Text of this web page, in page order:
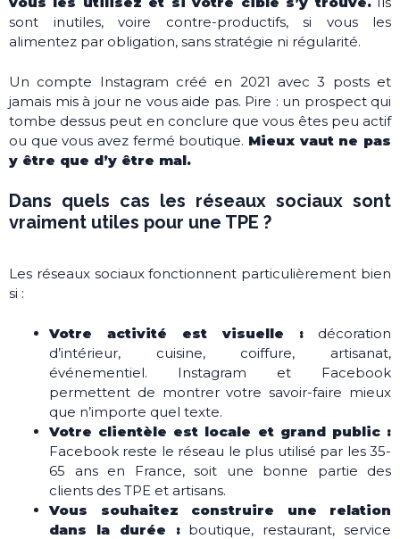
sont inutiles, voire contre-productifs, si vous les
alimentez par obligation, sans stratégie ni régularité.
Un compte Instagram créé en 2021 avec 3 posts et
jamais mis à jour ne vous aide pas. Pire : un prospect qui
tombe dessus peut en conclure que vous êtes peu actif
ou que vous avez fermé boutique. Mieux vaut ne pas
y être que d’y être mal.
Dans quels cas les réseaux sociaux sont
vraiment utiles pour une TPE ?
Les réseaux sociaux fonctionnent particulièrement bien
si :
Votre activité est visuelle : décoration
d’intérieur, cuisine, coiffure, artisanat,
événementiel. Instagram et Facebook
permettent de montrer votre savoir-faire mieux
que n’importe quel texte.
Votre clientèle est locale et grand public :
Facebook reste le réseau le plus utilisé par les 35-
65 ans en France, soit une bonne partie des
clients des TPE et artisans.
Vous souhaitez construire une relation
dans la durée :boutique, restaurant, service